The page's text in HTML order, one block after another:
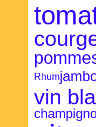
Rhum
vin